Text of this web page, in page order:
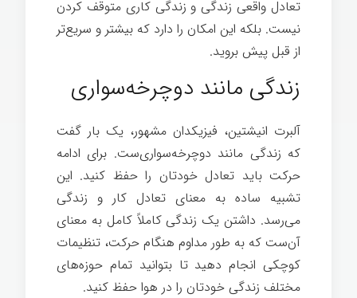
تعادل واقعی زندگی و زندگی کاری متوقف کردن
نیست. بلکه این امکان را دارد که بیشتر و سریع‌تر
از قبل پیش بروید.
زندگی مانند دوچرخه‌سواری
آلبرت انیشتین، فیزیکدان مشهور، یک بار گفت
که زندگی مانند دوچرخه‌سواری‌ست. برای ادامه
حرکت باید تعادل خودتان را حفظ کنید. این
تشبیه ساده به معنای تعادل کار و زندگی
می‌رسد. داشتن یک زندگی کاملاً کامل به معنای
آن‌ست که به طور مداوم هنگام حرکت، تنظیمات
کوچکی انجام دهید تا بتوانید تمام حوزه‌های
مختلف زندگی خودتان را در هوا حفظ کنید.